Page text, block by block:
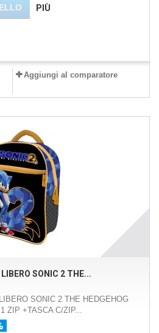
PIÙ
Aggiungi al comparatore
SONIC 2 THE...
SONIC 2 THE HEDGEHOG
ZIP +TASCA C/ZIP...